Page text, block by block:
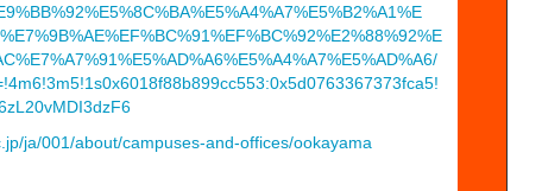
ja/001/about/campuses-and-offices/ookayama